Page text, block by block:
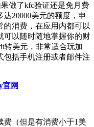
做了kfc验证还是免月费
20000美元的额度，申
的消费，在应用内都可以
可以随时随地掌握你的财
转美元，非常适合玩加
包括手机注册或者邮件注
官网
费（但是有消费小于1美